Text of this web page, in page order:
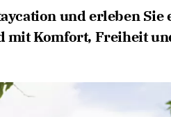
und erleben Sie
mit Komfort, Freiheit